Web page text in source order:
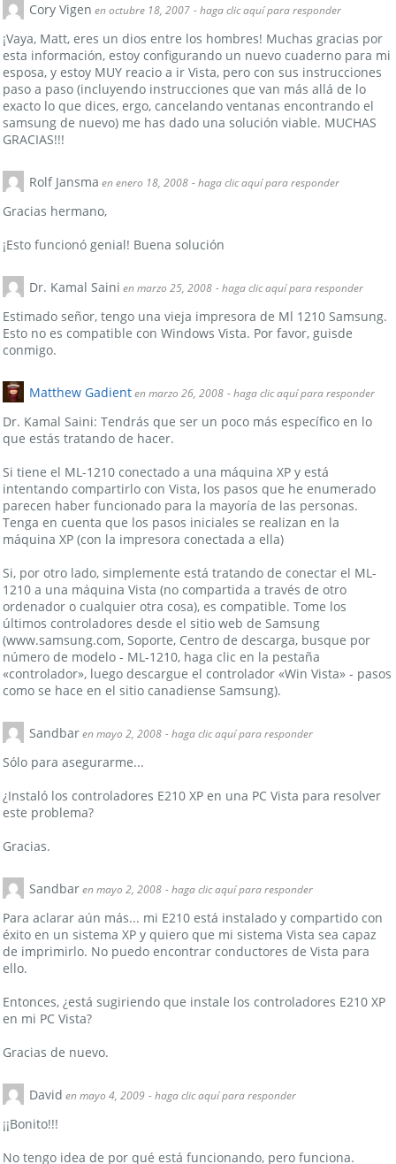
Cory Vigen en octubre 18, 2007 - haga clic aquí para responder
¡Vaya, Matt, eres un dios entre los hombres! Muchas gracias por
esta información, estoy configurando un nuevo cuaderno para mi
esposa, y estoy MUY reacio a ir Vista, pero con sus instrucciones
paso a paso (incluyendo instrucciones que van más allá de lo
exacto lo que dices, ergo, cancelando ventanas encontrando el
samsung de nuevo) me has dado una solución viable. MUCHAS
GRACIAS!!!
Rolf Jansma en enero 18, 2008 - haga clic aquí para responder
Gracias hermano,
¡Esto funcionó genial! Buena solución
Dr. Kamal Saini en marzo 25, 2008 - haga clic aquí para responder
Estimado señor, tengo una vieja impresora de Ml 1210 Samsung.
Esto no es compatible con Windows Vista. Por favor, guisde
conmigo.
Matthew Gadienten marzo 26, 2008 - haga clic aquí para responder
Dr. Kamal Saini: Tendrás que ser un poco más específico en lo
que estás tratando de hacer.
Si tiene el ML-1210 conectado a una máquina XP y está
intentando compartirlo con Vista, los pasos que he enumerado
parecen haber funcionado para la mayoría de las personas.
Tenga en cuenta que los pasos iniciales se realizan en la
máquina XP (con la impresora conectada a ella)
Si, por otro lado, simplemente está tratando de conectar el ML-
1210 a una máquina Vista (no compartida a través de otro
ordenador o cualquier otra cosa), es compatible. Tome los
últimos controladores desde el sitio web de Samsung
(www.samsung.com, Soporte, Centro de descarga, busque por
número de modelo - ML-1210, haga clic en la pestaña
«controlador», luego descargue el controlador «Win Vista» - pasos
como se hace en el sitio canadiense Samsung).
Sandbaren mayo 2, 2008 - haga clic aquí para responder
Sólo para asegurarme...
¿Instaló los controladores E210 XP en una PC Vista para resolver
este problema?
Gracias.
Sandbaren mayo 2, 2008 - haga clic aquí para responder
Para aclarar aún más... mi E210 está instalado y compartido con
éxito en un sistema XP y quiero que mi sistema Vista sea capaz
de imprimirlo. No puedo encontrar conductores de Vista para
ello.
Entonces, ¿está sugiriendo que instale los controladores E210 XP
en mi PC Vista?
Gracias de nuevo.
David en mayo 4, 2009 - haga clic aquí para responder
¡¡Bonito!!!
No tengo idea de por qué está funcionando, pero funciona.